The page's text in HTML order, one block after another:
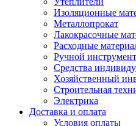
Изоляционные
Металлопрокат
Лакокрасочные
Расходные
Ручной инструмент
Средства
Хозяйственный
Строительная
Электрика
Доставка и оплата
Условия оплаты